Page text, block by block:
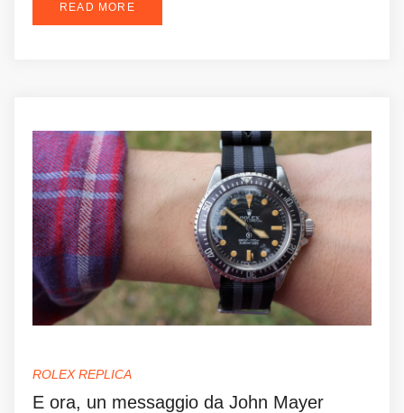
READ MORE
ROLEX REPLICA
E ora, un messaggio da John Mayer